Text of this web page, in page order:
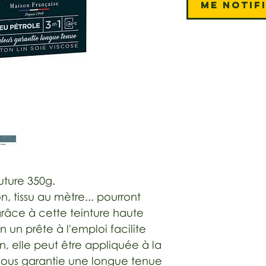
350g.
tissu au mètre... pourront
à cette teinture haute
un prête à l'emploi facilite
elle peut être appliquée à la
garantie une longue tenue
Me